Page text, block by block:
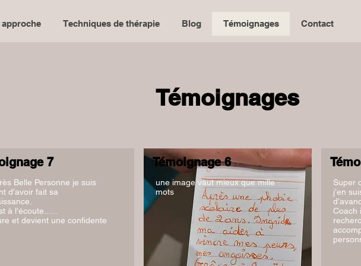
approche Techniques de thérapie Blog Témoignages Contact
Témoignages
7
Belle Personne je suis
d'avoir fait sa
à l'écoute......
et devient une confidente
Témoignage 6
une image vaut mieux que mille
mots
Super
j’en
Coach